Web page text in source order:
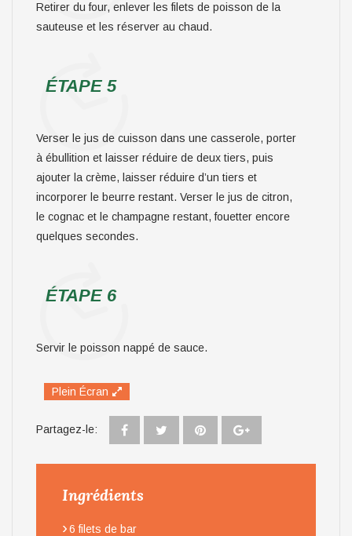
Retirer du four, enlever les filets de poisson de la
sauteuse et les réserver au chaud.
ÉTAPE 5
Verser le jus de cuisson dans une casserole, porter
à ébullition et laisser réduire de deux tiers, puis
ajouter la crème, laisser réduire d’un tiers et
incorporer le beurre restant. Verser le jus de citron,
le cognac et le champagne restant, fouetter encore
quelques secondes.
ÉTAPE 6
Servir le poisson nappé de sauce.
Plein Écran
Partagez-le:
Ingrédients
›6 filets de bar